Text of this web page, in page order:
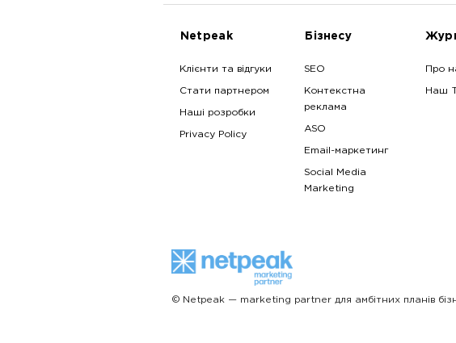
Netpeak
Клієнти та відгуки
Стати партнером
Наші розробки
Privacy Policy
Бізнесу
SEO
Контекстна
реклама
ASO
Email-маркетинг
Social Media
Marketing
Про
Наш
© Netpeak — marketing partner для амбітних планів